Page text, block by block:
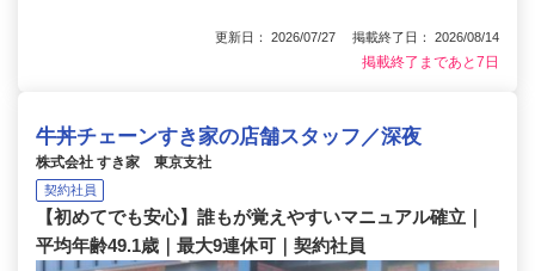
更新日： 2026/07/27 掲載終了日： 2026/08/14
掲載終了まであと7日
牛丼チェーンすき家の店舗スタッフ／深夜
株式会社 すき家 東京支社
契約社員
【初めてでも安心】誰もが覚えやすいマニュアル確立｜
平均年齢49.1歳｜最大9連休可｜契約社員